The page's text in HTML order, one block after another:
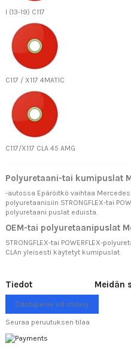
I (13-19) C117
C117 / X117 4MATIC
C117/X117 CLA 45 AMG
Polyuretaani-tai kumipuslat
-autossa Epäröitkö vaihtaa
polyuretaanisiin STRONGFLEX-tai
polyuretaani puslat eduista.
OEM-tai polyuretaanipuslat
STRONGFLEX-tai POWERFLEX-
CLAn yleisesti käytetyt kumipuslat.
Tiedot Meidän
Odstúpenie od zmluvy
Seuraa peruutuksen tilaa